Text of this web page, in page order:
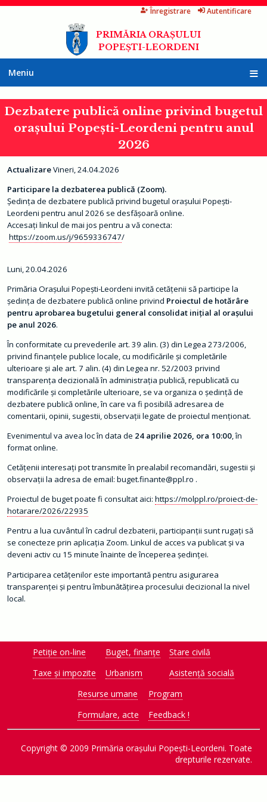
Înregistrare Autentificare
PRIMĂRIA ORAȘULUI
POPEȘTI-LEORDENI
Meniu
A
c
a
r
i
m
ă
r
i
a
n
m
ț
i
i
d
e
i
n
t
e
e
s
p
u
b
l
i
c
T
a
n
s
a
r
e
n
ă
d
e
i
z
o
t
M
Dezbatere publică online privind bugetul
orașului Popești-Leordeni pentru anul
2026
ActualizareVineri, 24.04.2026
Participare la dezbaterea publică (Zoom).
Ședința de dezbatere publică privind bugetul orașului Popești-
Leordeni pentru anul 2026 se desfășoară online.
Accesați linkul de mai jos pentru a vă conecta:
https://zoom.us/j/9659336747/
Luni, 20.04.2026
Primăria Orașului Popești-Leordeni invită cetățenii să participe la
ședința de dezbatere publică online privind Proiectul de hotărâre
pentru aprobarea bugetului general consolidat inițial al orașului
pe anul 2026.
În conformitate cu prevederile art. 39 alin. (3) din Legea 273/2006,
privind finanțele publice locale, cu modificările și completările
ulterioare și ale art. 7 alin. (4) din Legea nr. 52/2003 privind
transparența decizională în administrația publică, republicată cu
modificările și completările ulterioare, se va organiza o ședință de
dezbatere publică online, în care va fi posibilă adresarea de
comentarii, opinii, sugestii, observații legate de proiectul menționat.
Evenimentul va avea loc în data de 24 aprilie 2026, ora 10:00, în
format online.
Cetățenii interesați pot transmite în prealabil recomandări, sugestii și
observații la adresa de email: buget.finante@ppl.ro .
Proiectul de buget poate fi consultat aici: https://molppl.ro/proiect-de-
hotarare/2026/22935
Pentru a lua cuvântul în cadrul dezbaterii, participanții sunt rugați să
se conecteze prin aplicația Zoom. Linkul de acces va publicat și va
deveni activ cu 15 minute înainte de începerea ședinței.
Participarea cetățenilor este importantă pentru asigurarea
transparenței și pentru îmbunătățirea procesului decizional la nivel
local.
Petiție on-line
Taxe și impozite
Buget, finanțe
Urbanism
Stare civilă
Asistență socială
Resurse umane
Formulare, acte
Program
Feedback !
Copyright © 2009 Primăria orașului Popești-Leordeni. Toate
drepturile rezervate.